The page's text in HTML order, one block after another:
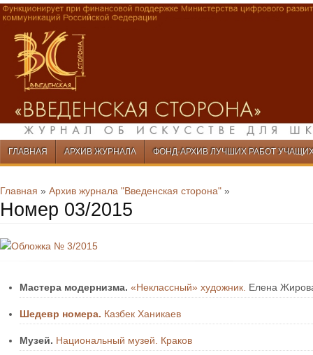
Перейти к содержимому
ГЛАВНАЯ АРХИВ ЖУРНАЛА ФОНД-АРХИВ ЛУЧШИХ РАБОТ
Главная » Архив журнала "Введенская сторона" »
Номер 03/2015
Мастера модернизма. «Неклассный» художник. Елена
Шедевр номера. Казбек Ханикаев
Музей. Национальный музей. Краков